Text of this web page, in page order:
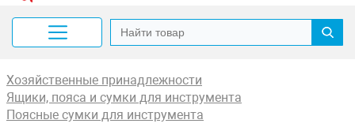
Хозяйственные принадлежности
Ящики, пояса и сумки для инструмента
Поясные сумки для инструмента